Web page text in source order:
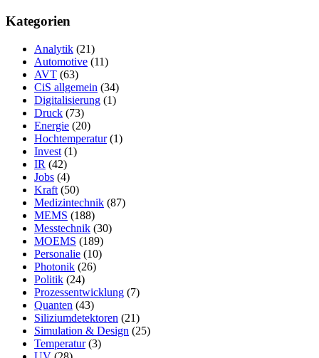
Kategorien
Analytik (21)
Automotive (11)
AVT (63)
CiS allgemein (34)
Digitalisierung (1)
Druck (73)
Energie (20)
Hochtemperatur(1)
Invest (1)
IR (42)
Jobs (4)
Kraft (50)
Medizintechnik (87)
MEMS (188)
Messtechnik (30)
MOEMS (189)
Personalie (10)
Photonik (26)
Politik (24)
Prozessentwicklung (7)
Quanten (43)
Siliziumdetektoren (21)
Simulation & Design (25)
Temperatur(3)